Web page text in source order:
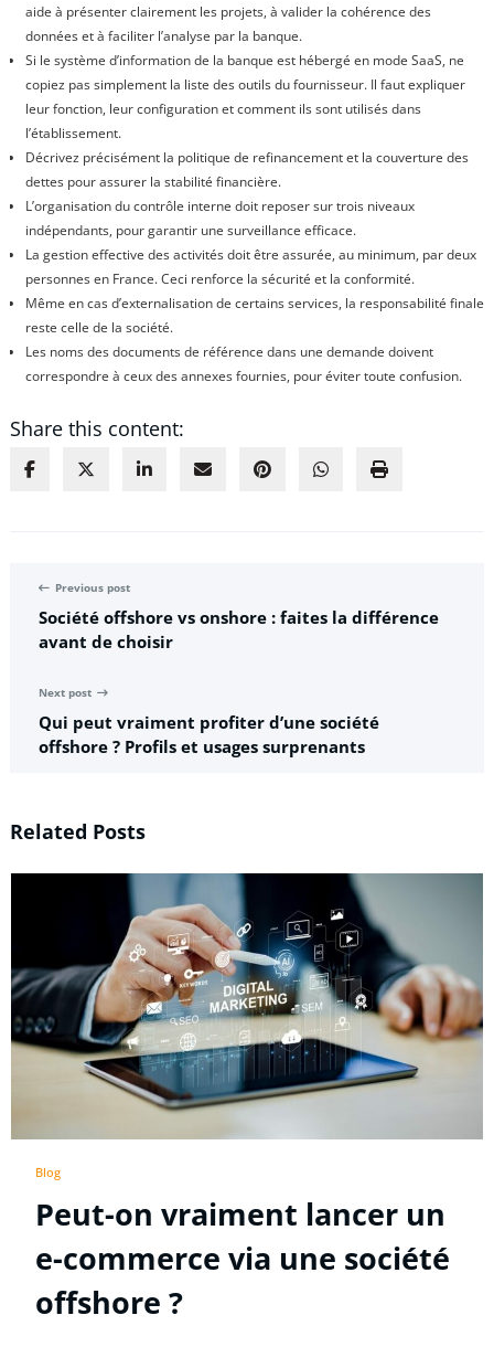
aide à présenter clairement les projets, à valider la cohérence des
données et à faciliter l’analyse par la banque.
Si le système d’information de la banque est hébergé en mode SaaS, ne
copiez pas simplement la liste des outils du fournisseur. Il faut expliquer
leur fonction, leur configuration et comment ils sont utilisés dans
l’établissement.
Décrivez précisément la politique de refinancement et la couverture des
dettes pour assurer la stabilité financière.
L’organisation du contrôle interne doit reposer sur trois niveaux
indépendants, pour garantir une surveillance efficace.
La gestion effective des activités doit être assurée, au minimum, par deux
personnes en France. Ceci renforce la sécurité et la conformité.
Même en cas d’externalisation de certains services, la responsabilité finale
reste celle de la société.
Les noms des documents de référence dans une demande doivent
correspondre à ceux des annexes fournies, pour éviter toute confusion.
Share this content:
Previous post
Société offshore vs onshore : faites la différence
avant de choisir
Next post
Qui peut vraiment profiter d’une société
offshore ? Profils et usages surprenants
Related Posts
Blog
Peut-on vraiment lancer un
e-commerce via une société
offshore ?